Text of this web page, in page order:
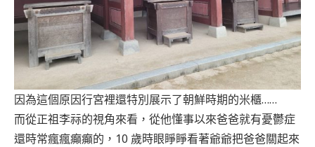
因為這個原因行宮裡還特別展示了朝鮮時期的米櫃……
而從正祖李祘的視角來看，從他懂事以來爸爸就有憂鬱症
還時常瘋瘋癲癲的，10 歲時眼睜睜看著爺爺把爸爸關起來